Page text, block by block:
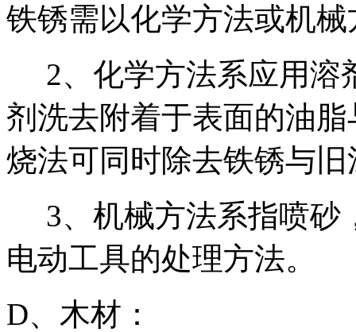
铁锈需以化学方法或机
2、化学方法系应用溶
剂洗去附着于表面的油
烧法可同时除去铁锈与
3、机械方法系指喷砂
电动工具的处理方法。
D、木材：